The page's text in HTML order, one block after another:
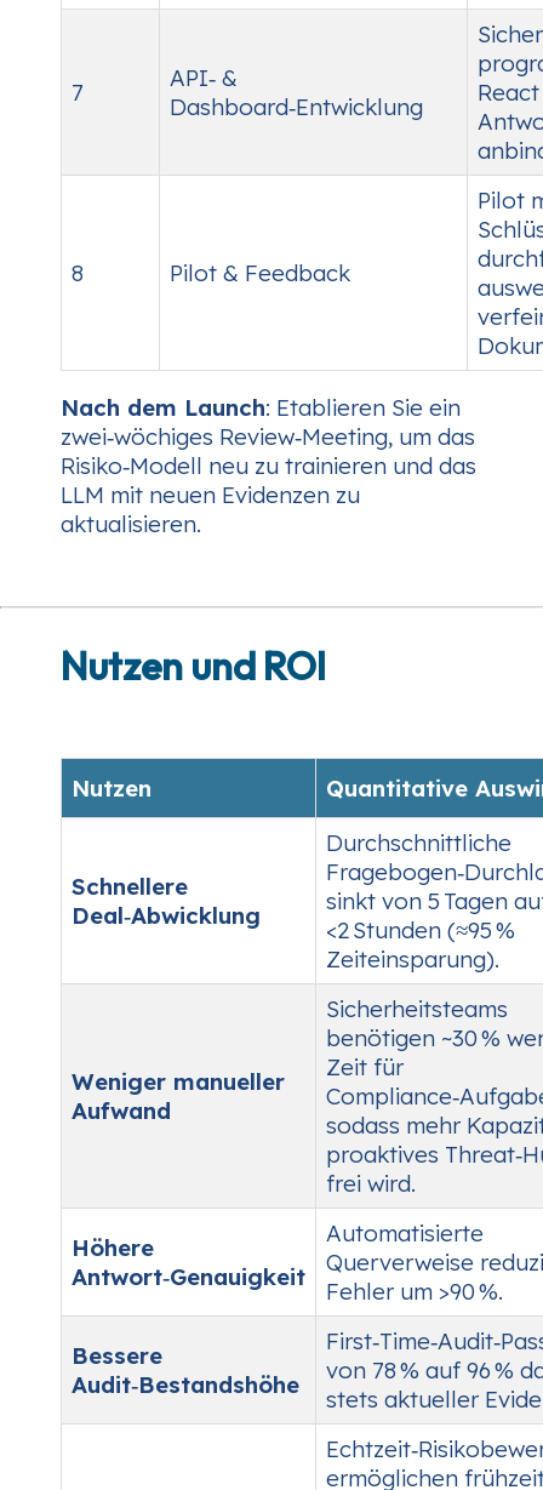
7
API‑ &
Dashboard‑Entwicklung
8 Pilot & Feedback
Pilot
Nach dem Launch: Etablieren Sie ein
zwei‑wöchiges Review‑Meeting, um das
Risiko‑Modell neu zu trainieren und das
LLM mit neuen Evidenzen zu
aktualisieren.
Nutzen und ROI
Nutzen Quantitative
Schnellere
Deal‑Abwicklung
Durchschnittliche
sinkt von 5 Tagen
<2 Stunden (≈95 %
Zeiteinsparung).
Weniger manueller
Aufwand
Sicherheitsteams
benötigen ~30 %
Zeit für
sodass mehr
proaktives
frei wird.
Höhere
Antwort‑Genauigkeit
Automatisierte
Querverweise
Fehler um >90 %.
Bessere
Audit‑Bestandshöhe
von 78 % auf 96 %
stets aktueller
ermöglichen